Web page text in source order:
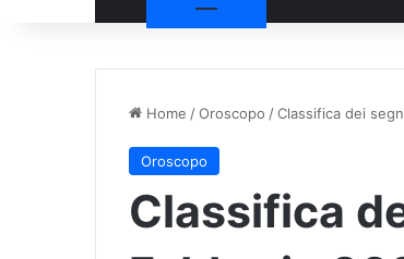
Home /Oroscopo /Classifica dei
Oroscopo
Classifica